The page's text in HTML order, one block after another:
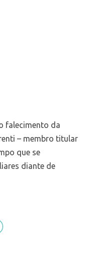
falecimento da
– membro titular
que se
diante de